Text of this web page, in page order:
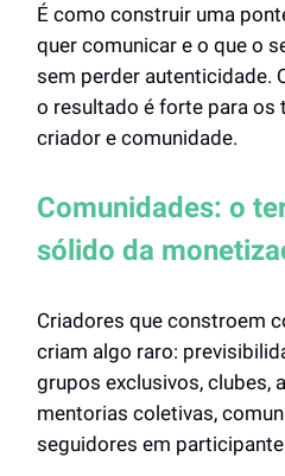
É como construir uma
quer comunicar e o que o
sem perder autenticidade.
o resultado é forte para os
criador e comunidade.
Comunidades: o
sólido da
Criadores que constroem
criam algo raro:
grupos exclusivos, clubes,
mentorias coletivas,
seguidores em